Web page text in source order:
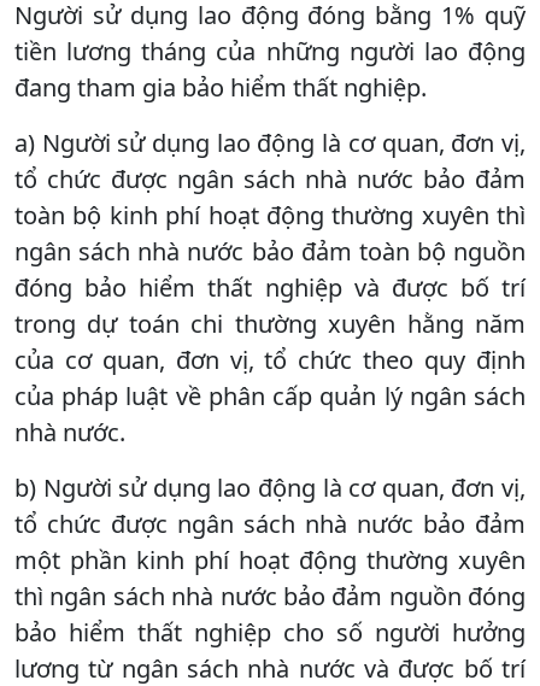
Người sử dụng lao động đóng bằng 1% quỹ
tiền lương tháng của những người lao động
đang tham gia bảo hiểm thất nghiệp.
a) Người sử dụng lao động là cơ quan, đơn vị,
tổ chức được ngân sách nhà nước bảo đảm
toàn bộ kinh phí hoạt động thường xuyên thì
ngân sách nhà nước bảo đảm toàn bộ nguồn
đóng bảo hiểm thất nghiệp và được bố trí
trong dự toán chi thường xuyên hằng năm
của cơ quan, đơn vị, tổ chức theo quy định
của pháp luật về phân cấp quản lý ngân sách
nhà nước.
b) Người sử dụng lao động là cơ quan, đơn vị,
tổ chức được ngân sách nhà nước bảo đảm
một phần kinh phí hoạt động thường xuyên
thì ngân sách nhà nước bảo đảm nguồn đóng
bảo hiểm thất nghiệp cho số người hưởng
lương từ ngân sách nhà nước và được bố trí